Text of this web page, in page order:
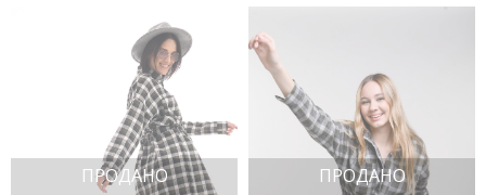
ПРОДАНО ПРОДАНО